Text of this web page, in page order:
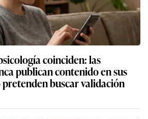
coinciden: las
publican contenido en sus
pretenden buscar validación